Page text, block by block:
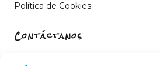
Política de Cookies
Contáctanos